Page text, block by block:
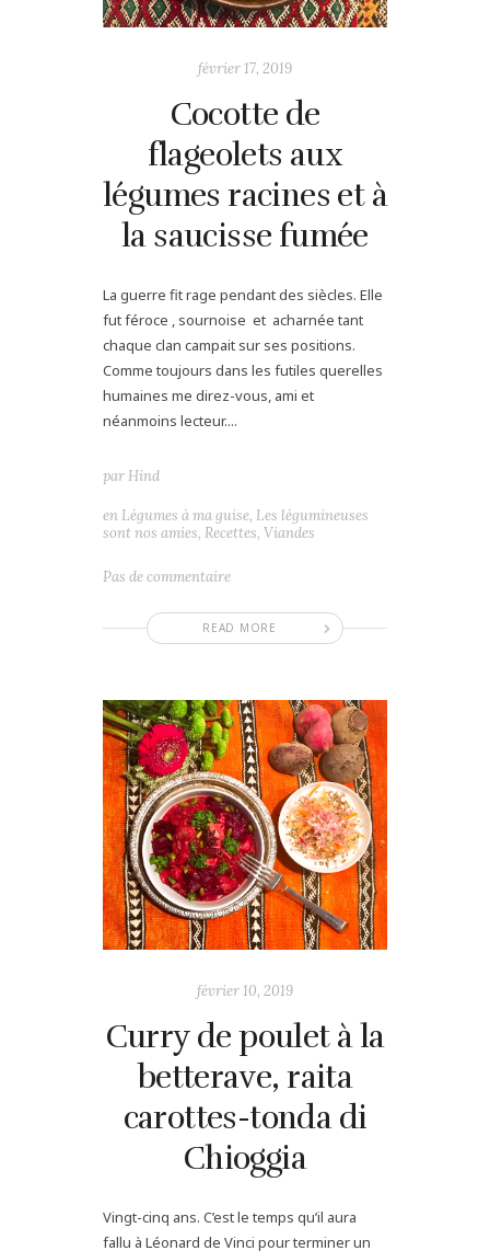
février 17, 2019
Cocotte de
flageolets aux
légumes racines et à
la saucisse fumée
La guerre fit rage pendant des siècles. Elle
fut féroce , sournoise et acharnée tant
chaque clan campait sur ses positions.
Comme toujours dans les futiles querelles
humaines me direz-vous, ami et
néanmoins lecteur....
READ MORE
par Hind
en Légumes à ma guise, Les légumineuses
sont nos amies, Recettes, Viandes
Pas de commentaire
février 10, 2019
Curry de poulet à la
betterave, raita
carottes-tonda di
Chioggia
Vingt-cinq ans. C’est le temps qu’il aura
fallu à Léonard de Vinci pour terminer un